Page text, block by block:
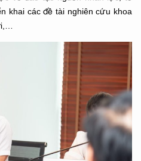
khai các đề tài nghiên cứu khoa